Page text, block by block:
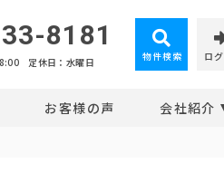
8181
定休日：水曜日 物件検索 ロ
お客様の声 会社紹介